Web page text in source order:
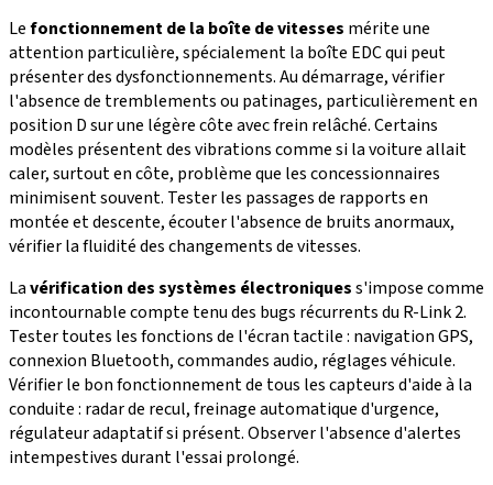
Lefonctionnement de la boîte de vitesses mérite une
attention particulière, spécialement la boîte EDC qui peut
présenter des dysfonctionnements. Au démarrage, vérifier
l'absence de tremblements ou patinages, particulièrement en
position D sur une légère côte avec frein relâché. Certains
modèles présentent des vibrations comme si la voiture allait
caler, surtout en côte, problème que les concessionnaires
minimisent souvent. Tester les passages de rapports en
montée et descente, écouter l'absence de bruits anormaux,
vérifier la fluidité des changements de vitesses.
Lavérification des systèmes électroniquess'impose comme
incontournable compte tenu des bugs récurrents du R-Link 2.
Tester toutes les fonctions de l'écran tactile : navigation GPS,
connexion Bluetooth, commandes audio, réglages véhicule.
Vérifier le bon fonctionnement de tous les capteurs d'aide à la
conduite : radar de recul, freinage automatique d'urgence,
régulateur adaptatif si présent. Observer l'absence d'alertes
intempestives durant l'essai prolongé.